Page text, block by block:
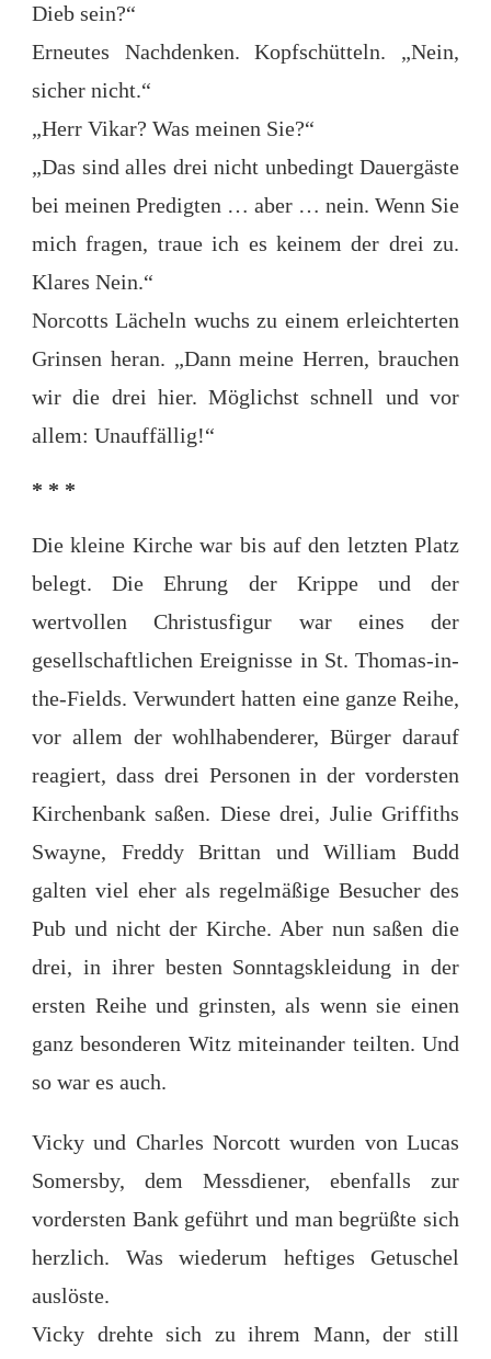
Dieb sein?“
Erneutes Nachdenken. Kopfschütteln. „Nein,
sicher nicht.“
„Herr Vikar? Was meinen Sie?“
„Das sind alles drei nicht unbedingt Dauergäste
bei meinen Predigten … aber … nein. Wenn Sie
mich fragen, traue ich es keinem der drei zu.
Klares Nein.“
Norcotts Lächeln wuchs zu einem erleichterten
Grinsen heran. „Dann meine Herren, brauchen
wir die drei hier. Möglichst schnell und vor
allem: Unauffällig!“
* * *
Die kleine Kirche war bis auf den letzten Platz
belegt. Die Ehrung der Krippe und der
wertvollen Christusfigur war eines der
gesellschaftlichen Ereignisse in St. Thomas-in-
the-Fields. Verwundert hatten eine ganze Reihe,
vor allem der wohlhabenderer, Bürger darauf
reagiert, dass drei Personen in der vordersten
Kirchenbank saßen. Diese drei, Julie Griffiths
Swayne, Freddy Brittan und William Budd
galten viel eher als regelmäßige Besucher des
Pub und nicht der Kirche. Aber nun saßen die
drei, in ihrer besten Sonntagskleidung in der
ersten Reihe und grinsten, als wenn sie einen
ganz besonderen Witz miteinander teilten. Und
so war es auch.
Vicky und Charles Norcott wurden von Lucas
Somersby, dem Messdiener, ebenfalls zur
vordersten Bank geführt und man begrüßte sich
herzlich. Was wiederum heftiges Getuschel
auslöste.
Vicky drehte sich zu ihrem Mann, der still